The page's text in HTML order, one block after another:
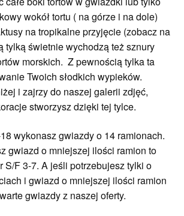
wokół tortu ( na górze i na dole)
na tropikalne przyjęcie (zobacz na
tylką świetnie wychodzą też sznury
morskich. Z pewnością tylka ta
Twoich słodkich wypieków.
i zajrzy do naszej galerii zdjęć,
stworzysz dzięki tej tylce.
wykonasz gwiazdy o 14 ramionach.
gwiazd o mniejszej ilości ramion to
S/F 3-7. A jeśli potrzebujesz tylki o
i gwiazd o mniejszej ilości ramion
gwiazdy z naszej oferty.